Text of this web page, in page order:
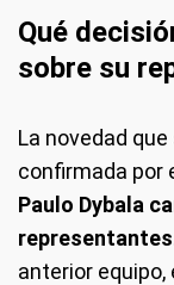
Qué
sobre su
La novedad
confirmada por
Paulo Dybala
representantes
anterior